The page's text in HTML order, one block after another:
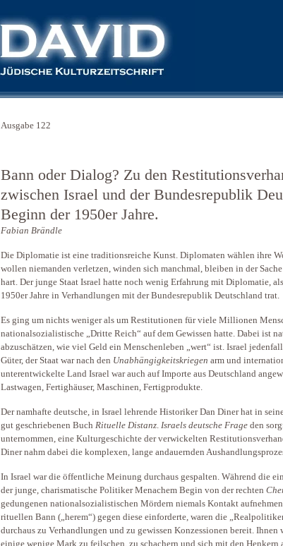
Ausgabe 122
Bann oder Dialog? Zu den
zwischen Israel und der Bundesrepublik
Beginn der 1950er Jahre.
Fabian Brändle
Die Diplomatie ist eine traditionsreiche Kunst. ­Diplomaten wählen ihre
wollen niemanden ver­letzen, winden sich manchmal, bleiben in der
hart. Der junge Staat Israel hatte noch wenig Erfahrung mit ­Diplomatie,
1950er Jahre in Verhandlungen mit der Bundes­republik Deutschland trat.
Es ging um nichts weniger als um Restitutionen für viele Millionen
nationalsozialistische „Dritte Reich“ auf dem Gewissen hatte. Dabei ist
abzuschätzen, wie viel Geld ein Menschenleben „wert“ ist. Israel
Güter, der Staat war nach den Unabhängigkeitskriegen arm und
unterentwickelte Land Israel war auch auf Importe aus Deutschland
Lastwagen, Fertighäuser, Maschinen, Fertigprodukte.
Der namhafte deutsche, in Israel lehrende Historiker Dan Diner hat in
gut geschriebenen Buch Rituelle Distanz. Israels deutsche Frage den
unternommen, eine Kulturgeschichte der verwickelten
Diner nahm dabei die komplexen, lange andauernden
In Israel war die öffentliche Meinung durchaus gespalten. Während die
der junge, charismatische Politiker Menachem Begin von der rechten
gedungenen nationalsozialistischen Mördern niemals Kontakt
rituellen Bann („herem“) gegen diese einforderte, waren die
durchaus zu Verhandlungen und zu gewissen Konzessionen bereit. Ihnen
einige wenige Mark zu feilschen, zu schachern und sich mit den Henkern